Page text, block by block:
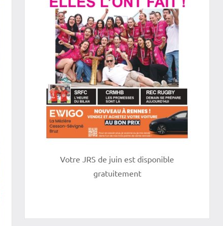
Votre JRS de juin est disponible
gratuitement